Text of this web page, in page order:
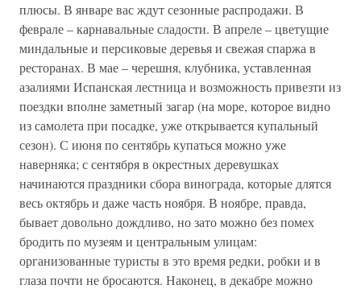
плюсы. В январе вас ждут сезонные распродажи. В
феврале – карнавальные сладости. В апреле – цветущие
миндальные и персиковые деревья и свежая спаржа в
ресторанах. В мае – черешня, клубника, уставленная
азалиями Испанская лестница и возможность привезти из
поездки вполне заметный загар (на море, которое видно
из самолета при посадке, уже открывается купальный
сезон). С июня по сентябрь купаться можно уже
наверняка; с сентября в окрестных деревушках
начинаются праздники сбора винограда, которые длятся
весь октябрь и даже часть ноября. В ноябре, правда,
бывает довольно дождливо, но зато можно без помех
бродить по музеям и центральным улицам:
организованные туристы в это время редки, робки и в
глаза почти не бросаются. Наконец, в декабре можно